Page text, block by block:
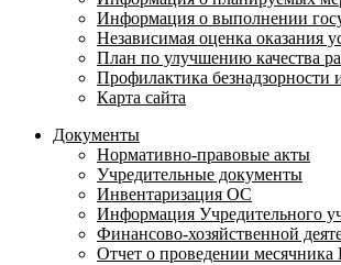
Информация о выполнении
Независимая оценка оказания
План по улучшению качества
Профилактика
Карта сайта
Документы
Нормативно-правовые акты
Учредительные документы
Инвентаризация ОС
Информация Учредительного
Финансово-хозяйственной
Отчет о проведении